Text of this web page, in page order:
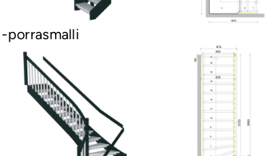
porrasmalli